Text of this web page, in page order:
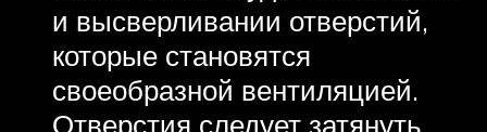
и высверливании отверстий,
которые становятся
своеобразной вентиляцией.
Отверстия следует затянуть